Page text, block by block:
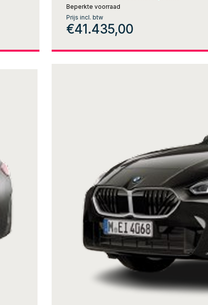
Beperkte voorraad
Prijs incl. btw
€41.435,00